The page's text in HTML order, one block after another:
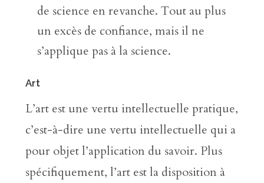
de science en revanche. Tout au plus
un excès de confiance, mais il ne
s’applique pas à la science.
Art
L’art est une vertu intellectuelle pratique,
c’est-à-dire une vertu intellectuelle qui a
pour objet l’application du savoir. Plus
spécifiquement, l’art est la disposition à